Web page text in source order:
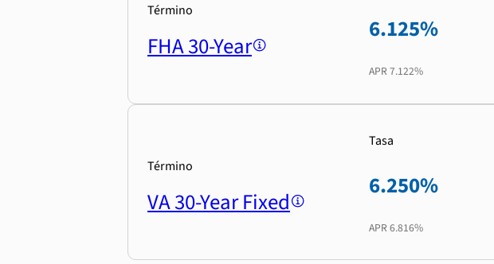
Término
FHA 30-Year
6.125%
APR 7.122%
Término
VA 30-Year Fixed
Tasa
6.250%
APR 6.816%